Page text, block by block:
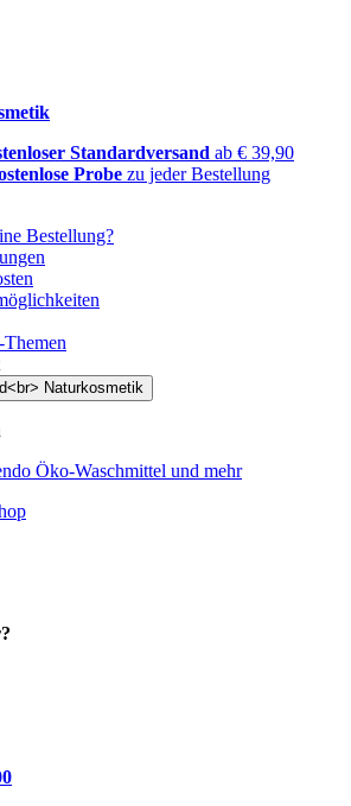
Standardversand ab € 39,90
Probe zu jeder Bestellung
Bestellung?
Öko-Waschmittel und mehr